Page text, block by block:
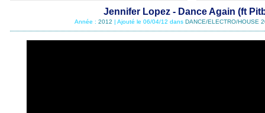
Jennifer Lopez - Dance Again (ft
Année : 2012 | Ajouté le 06/04/12 dans DANCE/ELECTRO/HOUSE